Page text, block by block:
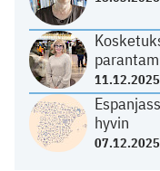
hyvin